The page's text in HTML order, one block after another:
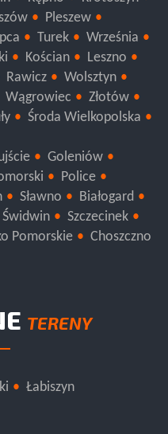
Kępno
Krotoszyn
Pleszew
Turek
Września
Kościan
Leszno
Rawicz
Wolsztyn
Wągrowiec
Złotów
Środa Wielkopolska
Goleniów
Police
Sławno
Białogard
Świdwin
Szczecinek
TERENY
Łabiszyn